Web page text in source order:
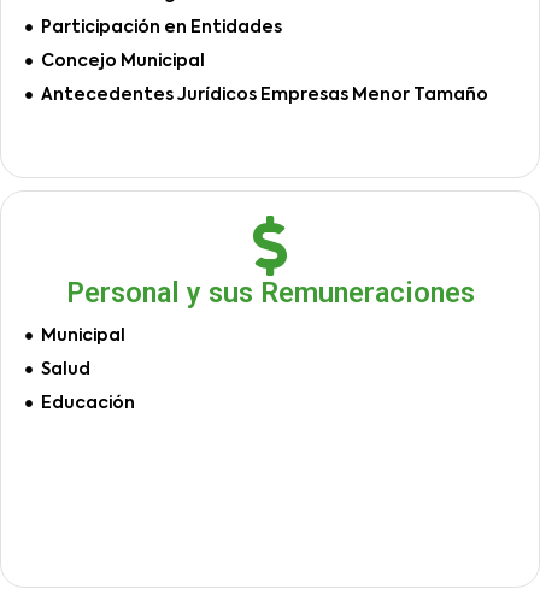
Participación en Entidades
Concejo Municipal
Antecedentes Jurídicos Empresas Menor Tamaño
Personal y sus Remuneraciones
Municipal
Salud
Educación